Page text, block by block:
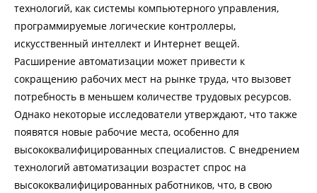
технологий, как системы компьютерного управления,
программируемые логические контроллеры,
искусственный интеллект и Интернет вещей.
Расширение автоматизации может привести к
сокращению рабочих мест на рынке труда, что вызовет
потребность в меньшем количестве трудовых ресурсов.
Однако некоторые исследователи утверждают, что также
появятся новые рабочие места, особенно для
высококвалифицированных специалистов. С внедрением
технологий автоматизации возрастет спрос на
высококвалифицированных работников, что, в свою